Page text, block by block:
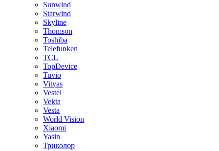
Sunwind
Starwind
Skyline
Thomson
Toshiba
Telefunken
TCL
TopDevice
Tuvio
Vityas
Vestel
Vekta
Vesta
World Vision
Xiaomi
Yasin
Триколор